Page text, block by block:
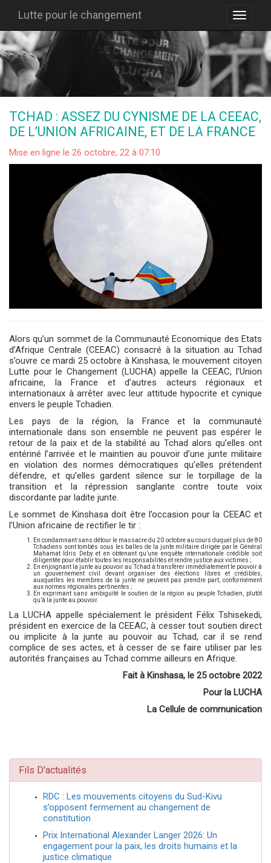
Lutte pour le changement
TCHAD : ASSEZ DU CYNISME DE LA CEEAC,
DE L’UNION AFRICAINE, ET DE LA FRANCE
Mise en ligne le 26 octobre, 22 à 07:10
Alors qu’un sommet de la Communauté Economique des Etats
d’Afrique Centrale (CEEAC) consacré à la situation au Tchad
s’ouvre ce mardi 25 octobre à Kinshasa, le mouvement citoyen
Lutte pour le Changement (LUCHA) appelle la CEEAC, l’Union
africaine, la France et d’autres acteurs régionaux et
internationaux à arrêter avec leur attitude hypocrite et cynique
envers le peuple Tchadien.
Les pays de la région, la France et la communauté
internationale dans son ensemble ne peuvent pas espérer le
retour de la paix et de la stabilité au Tchad alors qu’elles ont
entériné l’arrivée et le maintien au pouvoir d’une junte militaire
en violation des normes démocratiques qu’elles prétendent
défendre, et qu’elles gardent silence sur le torpillage de la
transition et la répression sanglante contre toute voix
discordante par ladite junte.
Le sommet de Kinshasa doit être l’occasion pour la CEEAC et
l’Union africaine de rectifier le tir :
En condamnant sans détour le massacre du 20 octobre au cours duquel plus de 80
Tchadiens sont tombés sous les balles de la junte militaire dirigée par le Général
Mahamat Idris Deby et en obtenant qu’une enquête internationale crédible soit
diligentée pour établir toutes les responsabilités et rendre justice aux victimes ;
En enjoignant la junte au pouvoir au Tchad à transférer immédiatement le pouvoir à
un gouvernement civil devant organiser des élections libres et crédibles,
auxquelles les membres de la junte ne peuvent pas prendre part, conformément
aux normes régionales pertinentes ;
En exprimant sans ambiguïté le soutien de la région au peuple Tchadien, plutôt
qu’à la junte au pouvoir.
La LUCHA appelle spécialement le président Félix Tshisekedi,
président en exercice de la CEEAC, à cesser tout soutien direct
ou implicite à la junte au pouvoir au Tchad, car il se rend
complice de ses actes, et à cesser de se faire utiliser par les
autorités françaises au Tchad comme ailleurs en Afrique.
Fait à Kinshasa, le 25 octobre 2022
Pour la LUCHA
La Cellule de communication
Fils D'actualités
RDC : Les mouvements citoyens du Sud-Kivu
s’opposent fermement au changement de
constitution
Prix International Alexander Langer 2026: Un
engagement pour la paix, les droits humains et la
justice climatique